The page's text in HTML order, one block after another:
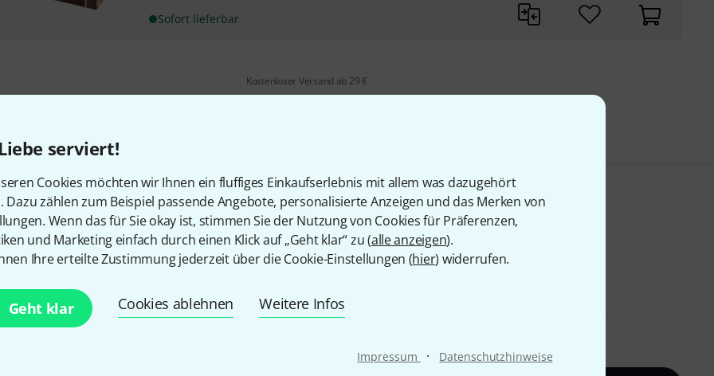
serviert!
Cookies möchten wir Ihnen ein fluffiges Einkaufserlebnis mit allem was dazugehört
Dazu zählen zum Beispiel passende Angebote, personalisierte Anzeigen und das Merken von
Wenn das für Sie okay ist, stimmen Sie der Nutzung von Cookies für Präferenzen,
und Marketing einfach durch einen Klick auf „Geht klar“ zu (alle anzeigen).
Ihre erteilte Zustimmung jederzeit über die Cookie-Einstellungen (hier) widerrufen.
Geht klar Cookies ablehnen Weitere Infos
Impressum · Datenschutzhinweise
Sofort lieferbar
Kostenloser Versand ab 29 €
Gefällt Ihnen, was Sie sehen?
Teilen Hilfe & Feedback